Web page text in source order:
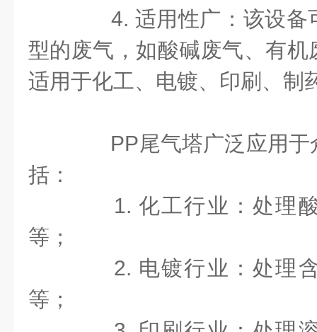
4. 适用性广：该设备
型的废气，如酸碱废气、有
适用于化工、电镀、印刷、制
PP尾气塔广泛应用于
括：
1. 化工行业：处理酸
等；
2. 电镀行业：处理含
等；